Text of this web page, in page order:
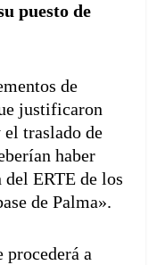
puesto de
de
justificaron
el traslado de
haber
ERTE de los
de Palma».
procederá a